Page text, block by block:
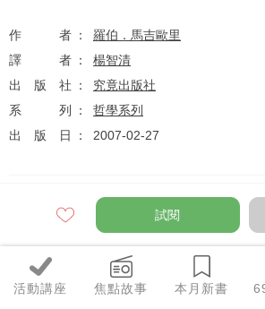
活動講座 焦點故事 本月新書
作者
羅伯．馬吉歐里
譯者
楊智清
出版社
究竟出版社
系列
哲學系列
出版日
2007-02-27
定價 $200
79 $158
試閱